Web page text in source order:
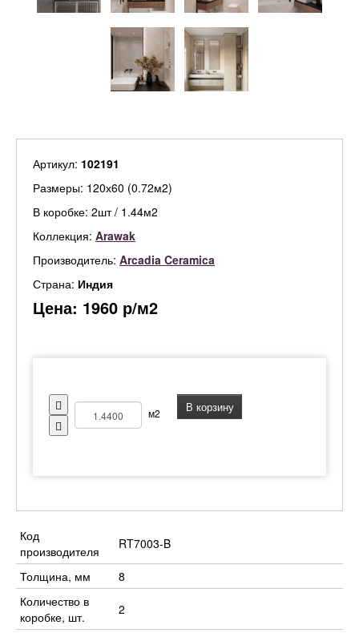
Артикул: 102191
Размеры: 120х60 (0.72м2)
В коробке: 2шт / 1.44м2
Коллекция: Arawak
Производитель: Arcadia Ceramica
Страна: Индия
Цена: 1960 р/м2
м2 В корзину
Код
производителя
RT7003-B
Толщина, мм
8
Количество в
коробке, шт.
2